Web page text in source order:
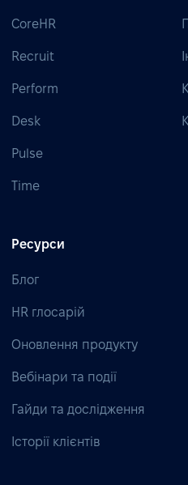
CoreHR
Recruit
Perform
Desk
Pulse
Time
Ресурси
Блог
HR глосарій
Оновлення продукту
Вебінари та події
Гайди та дослідження
Історії клієнтів